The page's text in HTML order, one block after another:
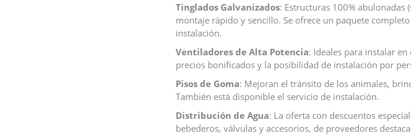
Tinglados Galvanizados: Estructuras 100%
montaje rápido y sencillo. Se ofrece un paquete
instalación.
Ventiladores de Alta Potencia: Ideales para instalar
precios bonificados y la posibilidad de instalación por
Pisos de Goma: Mejoran el tránsito de los animales,
También está disponible el servicio de instalación.
Distribución de Agua: La oferta con descuentos
bebederos, válvulas y accesorios, de proveedores